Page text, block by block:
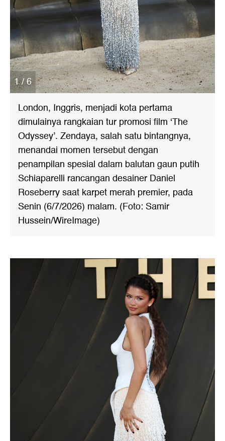
1 / 6
London, Inggris, menjadi kota pertama
dimulainya rangkaian tur promosi film ‘The
Odyssey’. Zendaya, salah satu bintangnya,
menandai momen tersebut dengan
penampilan spesial dalam balutan gaun putih
Schiaparelli rancangan desainer Daniel
Roseberry saat karpet merah premier, pada
Senin (6/7/2026) malam. (Foto: Samir
Hussein/WireImage)